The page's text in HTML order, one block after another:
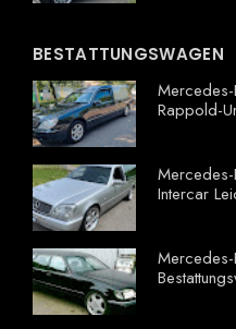
BESTATTUNGSWAGEN
Rappold-
Intercar